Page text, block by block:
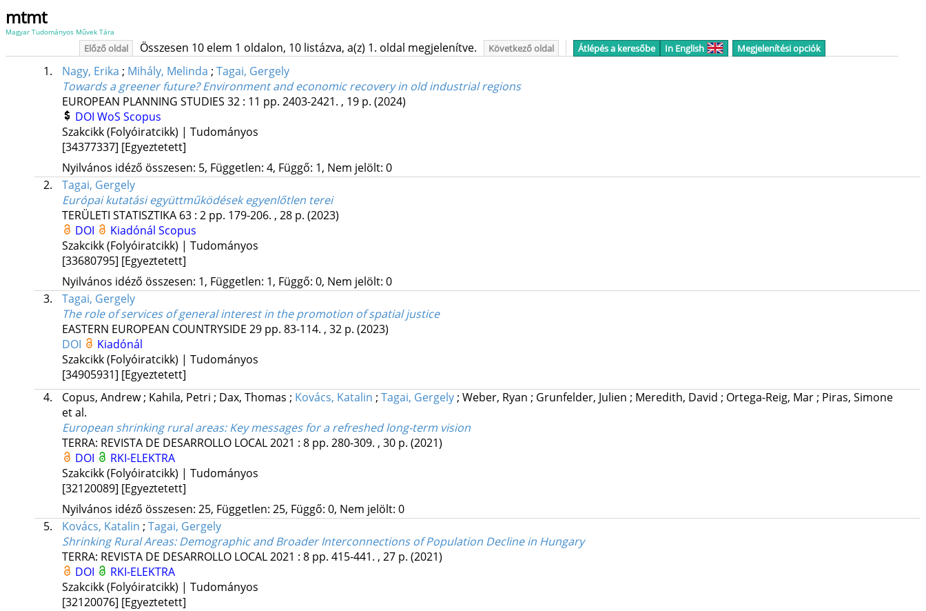
mtmt
Magyar Tudományos Művek Tára
Előző oldal Összesen 10 elem 1 oldalon, 10 listázva, a(z) 1. oldal megjelenítve. Következő oldal Átlépés a keresőbe In English Megjelenítési opciók
1. Nagy, Erika ; Mihály, Melinda ; Tagai, Gergely
Towards a greener future? Environment and economic recovery in old industrial regions
EUROPEAN PLANNING STUDIES 32: 11 pp. 2403-2421. , 19 p. (2024)
DOI WoS Scopus
Szakcikk (Folyóiratcikk) | Tudományos
[34377337] [Egyeztetett]
Nyilvános idéző összesen: 5, Független: 4, Függő: 1, Nem jelölt: 0
2.
Tagai, Gergely
Európai kutatási együttműködések egyenlőtlen terei
TERÜLETI STATISZTIKA 63: 2 pp. 179-206. , 28 p. (2023)
DOI
Kiadónál Scopus
Szakcikk (Folyóiratcikk) | Tudományos
[33680795] [Egyeztetett]
Nyilvános idéző összesen: 1, Független: 1, Függő: 0, Nem jelölt: 0
3.
Tagai, Gergely
The role of services of general interest in the promotion of spatial justice
EASTERN EUROPEAN COUNTRYSIDE 29 pp. 83-114. , 32 p. (2023)
DOI
Kiadónál
Szakcikk (Folyóiratcikk) | Tudományos
[34905931] [Egyeztetett]
4.
Copus, Andrew; Kahila, Petri ; Dax, Thomas ; Kovács, Katalin ; Tagai, Gergely; Weber, Ryan ; Grunfelder, Julien ; Meredith, David ; Ortega-Reig, Mar; Piras, Simone
et al.
European shrinking rural areas: Key messages for a refreshed long-term vision
TERRA: REVISTA DE DESARROLLO LOCAL2021 : 8 pp. 280-309. , 30 p. (2021)
DOI
RKI-ELEKTRA
Szakcikk (Folyóiratcikk) | Tudományos
[32120089] [Egyeztetett]
Nyilvános idéző összesen: 25, Független: 25, Függő: 0, Nem jelölt: 0
5.
Kovács, Katalin ; Tagai, Gergely
Shrinking Rural Areas: Demographic and Broader Interconnections of Population Decline in Hungary
TERRA: REVISTA DE DESARROLLO LOCAL2021 : 8 pp. 415-441. , 27 p. (2021)
DOI
RKI-ELEKTRA
Szakcikk (Folyóiratcikk) | Tudományos
[32120076] [Egyeztetett]